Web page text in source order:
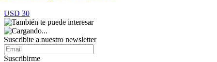
USD 30
Suscribite a nuestro newsletter
Suscribirme